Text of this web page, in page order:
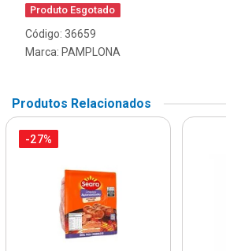
Produto Esgotado
Código: 36659
Marca: PAMPLONA
Produtos Relacionados
-27%